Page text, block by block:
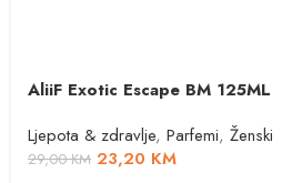
AliiF Exotic Escape BM 125ML
Ljepota & zdravlje, Parfemi, Ženski
29,00KM 23,20 KM